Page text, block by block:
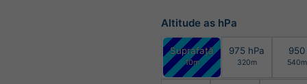
Altitude as hPa
Suprafață
10m
975 hPa
320m
950
540m